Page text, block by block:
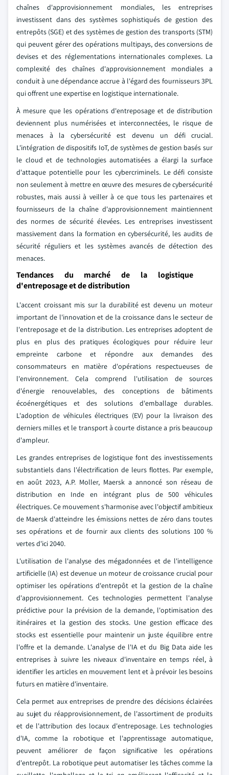
chaînes d'approvisionnement mondiales, les entreprises
investissent dans des systèmes sophistiqués de gestion des
entrepôts (SGE) et des systèmes de gestion des transports (STM)
qui peuvent gérer des opérations multipays, des conversions de
devises et des réglementations internationales complexes. La
complexité des chaînes d'approvisionnement mondiales a
conduit à une dépendance accrue à l'égard des fournisseurs 3PL
qui offrent une expertise en logistique internationale.
À mesure que les opérations d'entreposage et de distribution
deviennent plus numérisées et interconnectées, le risque de
menaces à la cybersécurité est devenu un défi crucial.
L'intégration de dispositifs IoT, de systèmes de gestion basés sur
le cloud et de technologies automatisées a élargi la surface
d'attaque potentielle pour les cybercriminels. Le défi consiste
non seulement à mettre en œuvre des mesures de cybersécurité
robustes, mais aussi à veiller à ce que tous les partenaires et
fournisseurs de la chaîne d'approvisionnement maintiennent
des normes de sécurité élevées. Les entreprises investissent
massivement dans la formation en cybersécurité, les audits de
sécurité réguliers et les systèmes avancés de détection des
menaces.
Tendances du marché de la logistique
d'entreposage et de distribution
L'accent croissant mis sur la durabilité est devenu un moteur
important de l'innovation et de la croissance dans le secteur de
l'entreposage et de la distribution. Les entreprises adoptent de
plus en plus des pratiques écologiques pour réduire leur
empreinte carbone et répondre aux demandes des
consommateurs en matière d'opérations respectueuses de
l'environnement. Cela comprend l'utilisation de sources
d'énergie renouvelables, des conceptions de bâtiments
écoénergétiques et des solutions d'emballage durables.
L'adoption de véhicules électriques (EV) pour la livraison des
derniers milles et le transport à courte distance a pris beaucoup
d'ampleur.
Les grandes entreprises de logistique font des investissements
substantiels dans l'électrification de leurs flottes. Par exemple,
en août 2023, A.P. Moller, Maersk a annoncé son réseau de
distribution en Inde en intégrant plus de 500 véhicules
électriques. Ce mouvement s'harmonise avec l'objectif ambitieux
de Maersk d'atteindre les émissions nettes de zéro dans toutes
ses opérations et de fournir aux clients des solutions 100 %
vertes d'ici 2040.
L'utilisation de l'analyse des mégadonnées et de l'intelligence
artificielle (IA) est devenue un moteur de croissance crucial pour
optimiser les opérations d'entrepôt et la gestion de la chaîne
d'approvisionnement. Ces technologies permettent l'analyse
prédictive pour la prévision de la demande, l'optimisation des
itinéraires et la gestion des stocks. Une gestion efficace des
stocks est essentielle pour maintenir un juste équilibre entre
l'offre et la demande. L'analyse de l'IA et du Big Data aide les
entreprises à suivre les niveaux d'inventaire en temps réel, à
identifier les articles en mouvement lent et à prévoir les besoins
futurs en matière d'inventaire.
Cela permet aux entreprises de prendre des décisions éclairées
au sujet du réapprovisionnement, de l'assortiment de produits
et de l'attribution des locaux d'entreposage. Les technologies
d'IA, comme la robotique et l'apprentissage automatique,
peuvent améliorer de façon significative les opérations
d'entrepôt. La robotique peut automatiser les tâches comme la